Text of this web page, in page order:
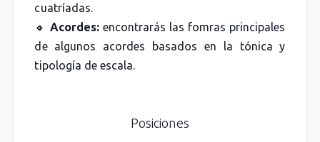
cuatríadas.
🔸 Acordes: encontrarás las fomras principales
de algunos acordes basados en la tónica y
tipología de escala.
Posiciones